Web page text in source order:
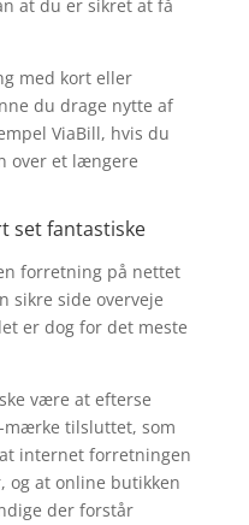
at du er sikret at få
med kort eller
du drage nytte af
ViaBill, hvis du
over et længere
set fantastiske
forretning på nettet
sikre side overveje
er dog for det meste
være at efterse
tilsluttet, som
internet forretningen
og at online butikken
der forstår